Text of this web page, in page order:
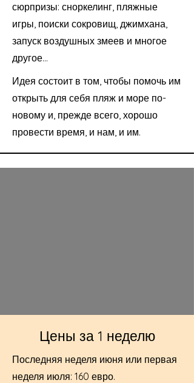
сюрпризы: сноркелинг, пляжные
игры, поиски сокровищ, джимхана,
запуск воздушных змеев и многое
другое...
Идея состоит в том, чтобы помочь им
открыть для себя пляж и море по-
новому и, прежде всего, хорошо
провести время, и нам, и им.
Цены за 1 неделю
Последняя неделя июня или первая
неделя июля: 160 евро.